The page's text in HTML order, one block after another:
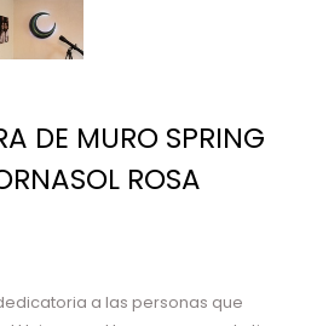
DE MURO SPRING
ROSA
a las personas que